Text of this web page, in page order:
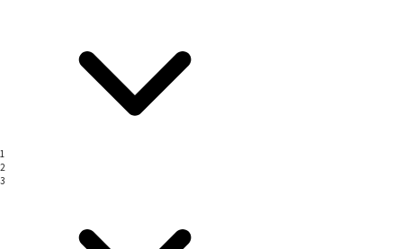
1
2
3